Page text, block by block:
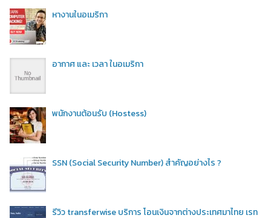
หางานในอเมริกา
อากาศ และ เวลา ในอเมริกา
พนักงานต้อนรับ (Hostess)
SSN (Social Security Number) สำคัญอย่างไร ?
รีวิว transferwise บริการ โอนเงินจากต่างประเทศมาไทย เรท